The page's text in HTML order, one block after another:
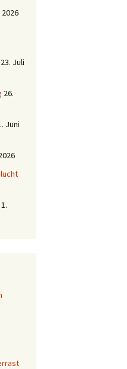
2026
23. Juli
26.
Juni
1.